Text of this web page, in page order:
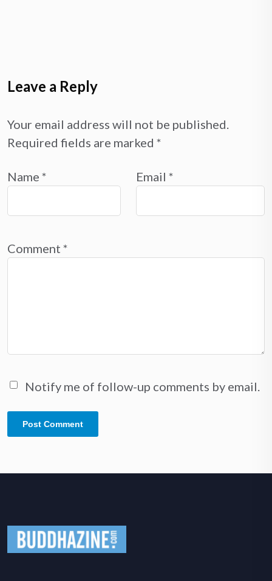
Leave a Reply
Your email address will not be published.
Required fields are marked *
Name * Email *
Comment *
Notify me of follow-up comments by email.